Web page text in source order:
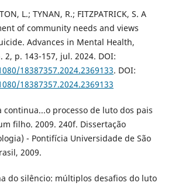
L.; TYNAN, R.; FITZPATRICK, S. A
of community needs and views
Advances in Mental Health,
2, p. 143-157, jul. 2024. DOI:
18387357.2024.2369133. DOI:
18387357.2024.2369133
continua...o processo de luto dos pais
filho. 2009. 240f. Dissertação
- Pontifícia Universidade de São
2009.
do silêncio: múltiplos desafios do luto